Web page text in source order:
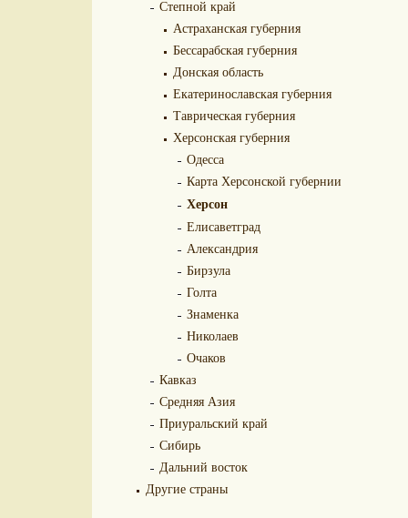
Степной край
Астраханская губерния
Бессарабская губерния
Донская область
Екатеринославская губерния
Таврическая губерния
Херсонская губерния
Одесса
Карта Херсонской губернии
Херсон
Елисаветград
Александрия
Бирзула
Голта
Знаменка
Николаев
Очаков
Кавказ
Средняя Азия
Приуральский край
Сибирь
Дальний восток
Другие страны